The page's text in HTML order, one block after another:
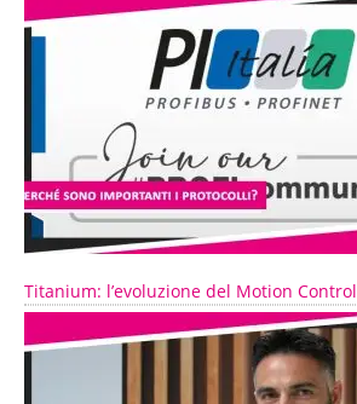
Titanium: l’evoluzione del Motion Control